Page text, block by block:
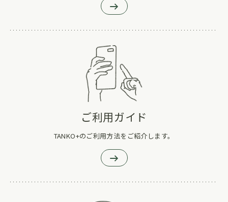
ご利用ガイド
TANKO+のご利用方法をご紹介します。